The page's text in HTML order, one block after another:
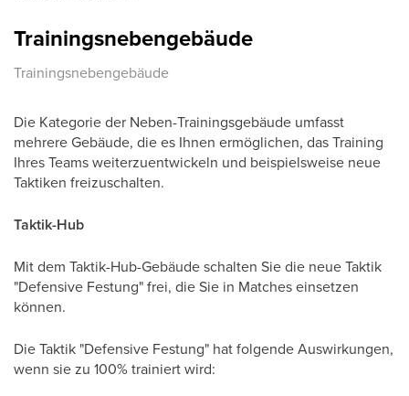
Trainingsnebengebäude
Trainingsnebengebäude
Die Kategorie der Neben-Trainingsgebäude umfasst
mehrere Gebäude, die es Ihnen ermöglichen, das Training
Ihres Teams weiterzuentwickeln und beispielsweise neue
Taktiken freizuschalten.
Taktik-Hub
Mit dem Taktik-Hub-Gebäude schalten Sie die neue Taktik
"Defensive Festung" frei, die Sie in Matches einsetzen
können.
Die Taktik "Defensive Festung" hat folgende Auswirkungen,
wenn sie zu 100% trainiert wird: